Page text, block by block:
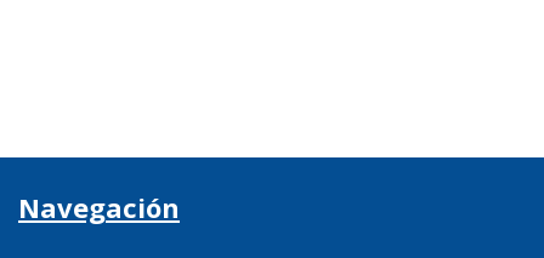
Navegación